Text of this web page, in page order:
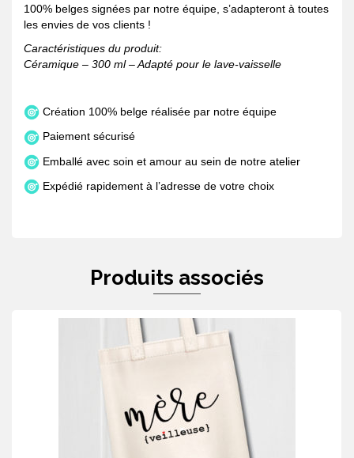
100% belges signées par notre équipe, s’adapteront à toutes
les envies de vos clients !
Caractéristiques du produit:
Céramique – 300 ml – Adapté pour le lave-vaisselle
Création 100% belge réalisée par notre équipe
Paiement sécurisé
Emballé avec soin et amour au sein de notre atelier
Expédié rapidement à l’adresse de votre choix
Produits associés